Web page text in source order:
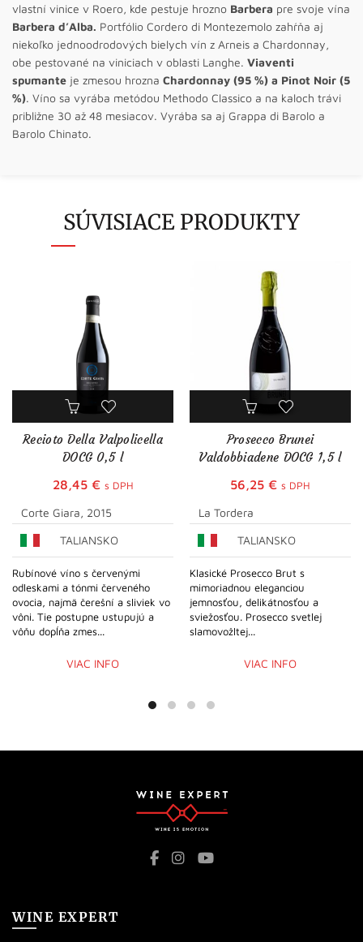
vlastní vinice v Roero, kde pestuje hrozno Barbera pre svoje vína
Barbera d’Alba. Portfólio Cordero di Montezemolo zahŕňa aj
niekoľko jednoodrodových bielych vín z Arneis a Chardonnay,
obe pestované na viniciach v oblasti Langhe. Viaventi
spumante je zmesou hrozna Chardonnay (95 %) a Pinot Noir (5
%). Víno sa vyrába metódou Methodo Classico a na kaloch trávi
približne 30 až 48 mesiacov. Vyrába sa aj Grappa di Barolo a
Barolo Chinato.
SÚVISIACE PRODUKTY
Recioto Della Valpolicella
DOCG 0,5 l
28,45 € s DPH
Corte Giara, 2015
TALIANSKO
Rubínové víno s červenými
odleskami a tónmi červeného
ovocia, najmä čerešní a sliviek vo
vôni. Tie postupne ustupujú a
vôňu dopĺňa zmes...
VIAC INFO
Prosecco Brunei
Valdobbiadene DOCG 1,5 l
56,25 € s DPH
La Tordera
TALIANSKO
Klasické Prosecco Brut s
mimoriadnou eleganciou
jemnosťou, delikátnosťou a
sviežosťou. Prosecco svetlej
slamovožltej...
VIAC INFO
WINE EXPERT